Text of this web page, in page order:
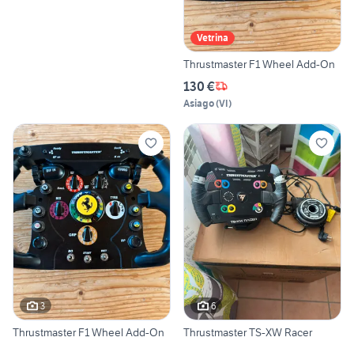
Vetrina
Thrustmaster F1 Wheel Add-On
130 €
Asiago(VI)
3
Thrustmaster F1 Wheel Add-On
6
Thrustmaster TS-XW Racer